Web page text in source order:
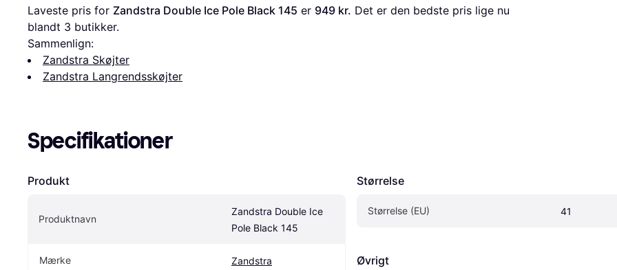
Laveste pris for Zandstra Double Ice Pole Black 145 er 949 kr. Det er den bedste pris lige nu
blandt 3 butikker.
Sammenlign:
Zandstra Skøjter
Zandstra Langrendsskøjter
Specifikationer
Produkt
Produktnavn
Zandstra Double Ice
Pole Black 145
Mærke Zandstra
Størrelse
Størrelse (EU) 41
Øvrigt